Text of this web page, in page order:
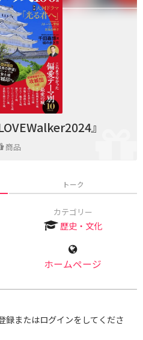
』
商品
トーク
カテゴリー
歴史・文化
ホームページ
録またはログインをしてくださ